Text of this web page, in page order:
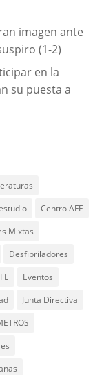
imagen ante
(1-2)
en la
su puesta a
Centro AFE
Mixtas
Desfibriladores
Eventos
Junta Directiva